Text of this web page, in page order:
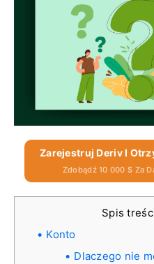
Zarejestruj Deriv I
Zdobądź 10 000 $ Za
Spis
Konto
Dlaczego nie